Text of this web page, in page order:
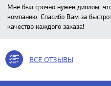
Мне был срочно нужен диплом,
компанию. Спасибо Вам за
качество каждого заказа!
ВСЕ ОТЗЫВЫ